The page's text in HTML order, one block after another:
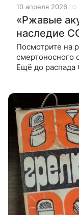
10 апреля 2026
«Ржавые
наследие
Посмотрите на
смертоносного
Ещё до распада